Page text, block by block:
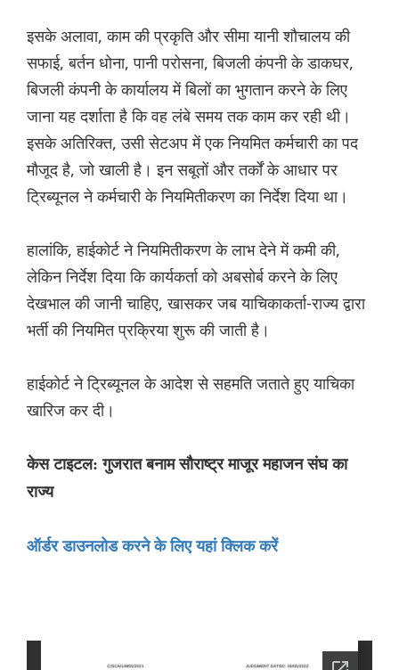
इसके अलावा, काम की प्रकृति और सीमा यानी शौचालय की
सफाई, बर्तन धोना, पानी परोसना, बिजली कंपनी के डाकघर,
बिजली कंपनी के कार्यालय में बिलों का भुगतान करने के लिए
जाना यह दर्शाता है कि वह लंबे समय तक काम कर रही थी।
इसके अतिरिक्त, उसी सेटअप में एक नियमित कर्मचारी का पद
मौजूद है, जो खाली है। इन सबूतों और तर्कों के आधार पर
ट्रिब्यूनल ने कर्मचारी के नियमितीकरण का निर्देश दिया था।
हालांकि, हाईकोर्ट ने नियमितीकरण के लाभ देने में कमी की,
लेकिन निर्देश दिया कि कार्यकर्ता को अबसोर्ब करने के लिए
देखभाल की जानी चाहिए, खासकर जब याचिकाकर्ता-राज्य द्वारा
भर्ती की नियमित प्रक्रिया शुरू की जाती है।
हाईकोर्ट ने ट्रिब्यूनल के आदेश से सहमति जताते हुए याचिका
खारिज कर दी।
केस टाइटल: गुजरात बनाम सौराष्ट्र माजूर महाजन संघ का
राज्य
ऑर्डर डाउनलोड करने के लिए यहां क्लिक करें